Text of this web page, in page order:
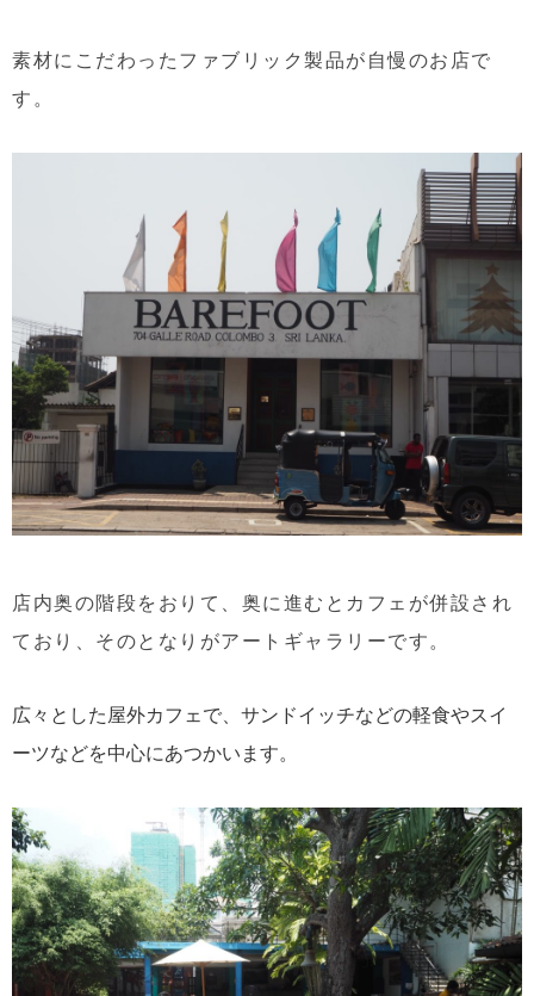
素材にこだわったファブリック製品が自慢のお店で
す。
店内奥の階段をおりて、奥に進むとカフェが併設され
ており、そのとなりがアートギャラリーです。
広々とした屋外カフェで、サンドイッチなどの軽食やスイ
ーツなどを中心にあつかいます。